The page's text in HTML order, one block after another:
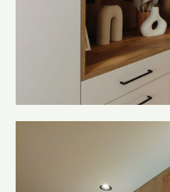
Sobre mi
Servicios
Lo que